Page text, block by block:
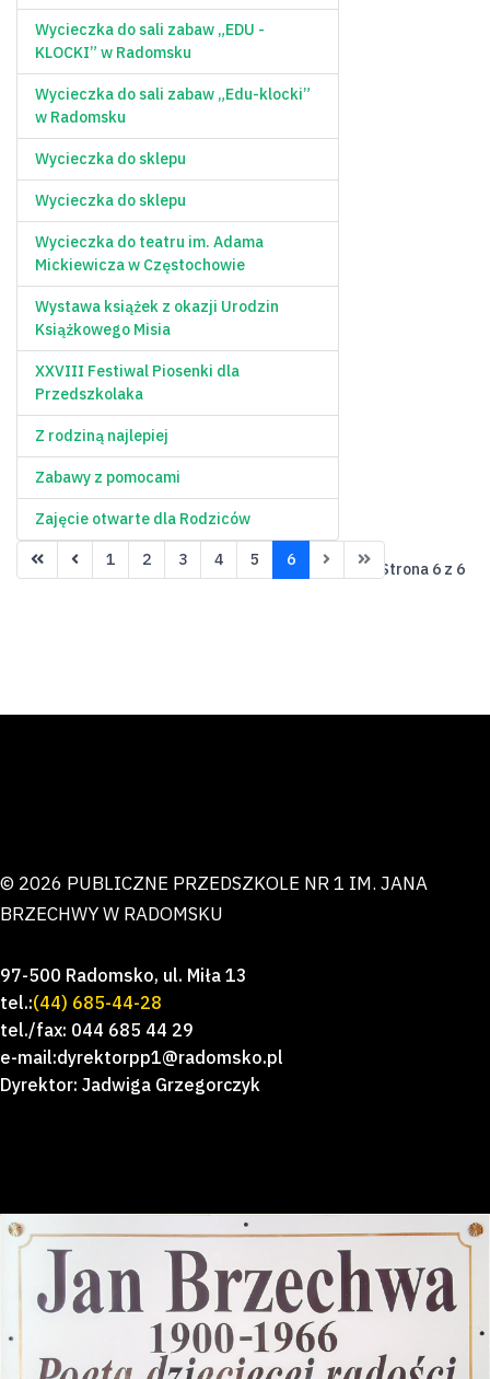
Wycieczka do sali zabaw „EDU -
KLOCKI” w Radomsku
Wycieczka do sali zabaw „Edu-klocki”
w Radomsku
Wycieczka do sklepu
Wycieczka do sklepu
Wycieczka do teatru im. Adama
Mickiewicza w Częstochowie
Wystawa książek z okazji Urodzin
Książkowego Misia
XXVIII Festiwal Piosenki dla
Przedszkolaka
Z rodziną najlepiej
Zabawy z pomocami
Zajęcie otwarte dla Rodziców
Strona 6 z 6
1 2 3 4 5 6
© 2026 PUBLICZNE PRZEDSZKOLE NR 1 IM. JANA
BRZECHWY W RADOMSKU
97-500 Radomsko, ul. Miła 13
tel.:(44) 685-44-28
tel./fax: 044 685 44 29
e-mail:dyrektorpp1@radomsko.pl
Dyrektor: Jadwiga Grzegorczyk